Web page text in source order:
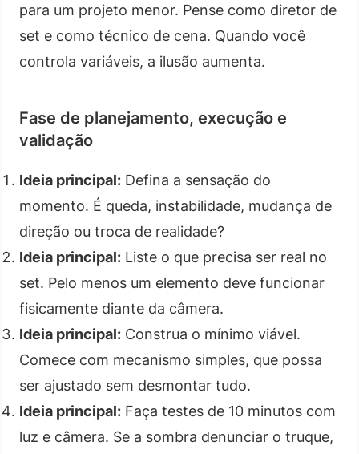
para um projeto menor. Pense como diretor de
set e como técnico de cena. Quando você
controla variáveis, a ilusão aumenta.
Fase de planejamento, execução e
validação
Ideia principal: Defina a sensação do
momento. É queda, instabilidade, mudança de
direção ou troca de realidade?
Ideia principal: Liste o que precisa ser real no
set. Pelo menos um elemento deve funcionar
fisicamente diante da câmera.
Ideia principal: Construa o mínimo viável.
Comece com mecanismo simples, que possa
ser ajustado sem desmontar tudo.
Ideia principal: Faça testes de 10 minutos com
luz e câmera. Se a sombra denunciar o truque,